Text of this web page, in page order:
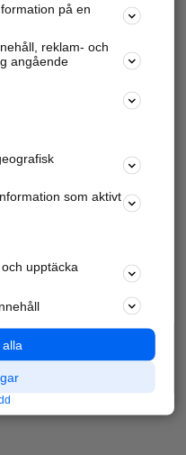
på en
reklam- och
angående
som aktivt
upptäcka